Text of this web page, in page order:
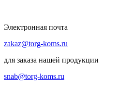
Электронная почта
zakaz@torg-koms.ru
для заказа нашей продукции
snab@torg-koms.ru